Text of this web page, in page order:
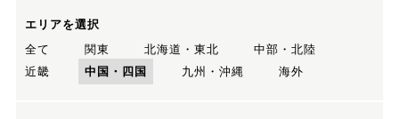
エリアを選択
全て
関東 北海道・東北
中部・北陸
近畿
中国・四国 九州・沖縄 海外